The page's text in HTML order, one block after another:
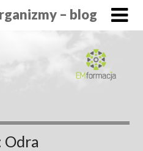
– blog
Odra